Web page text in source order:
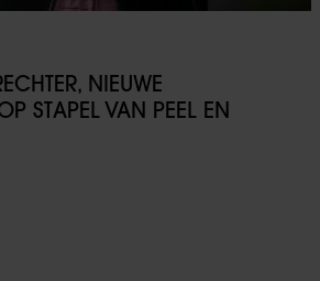
NIEUWE
STAPEL VAN PEEL EN